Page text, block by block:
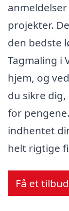
projekter.
den bedste
Tagmaling i
hjem, og
du sikre
for
indhentet
helt rigtige
Få et